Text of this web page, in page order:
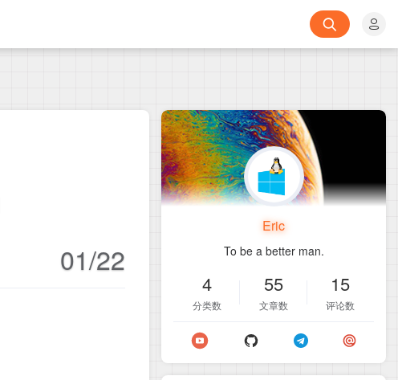
01/22
Eric
To be a better man.
4
分类数
55
文章数
15
评论数